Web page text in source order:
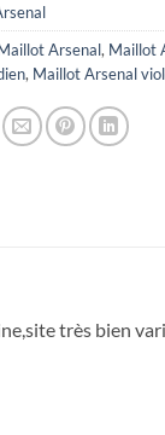
Arsenal, Maillot
, Maillot Arsenal
très bien